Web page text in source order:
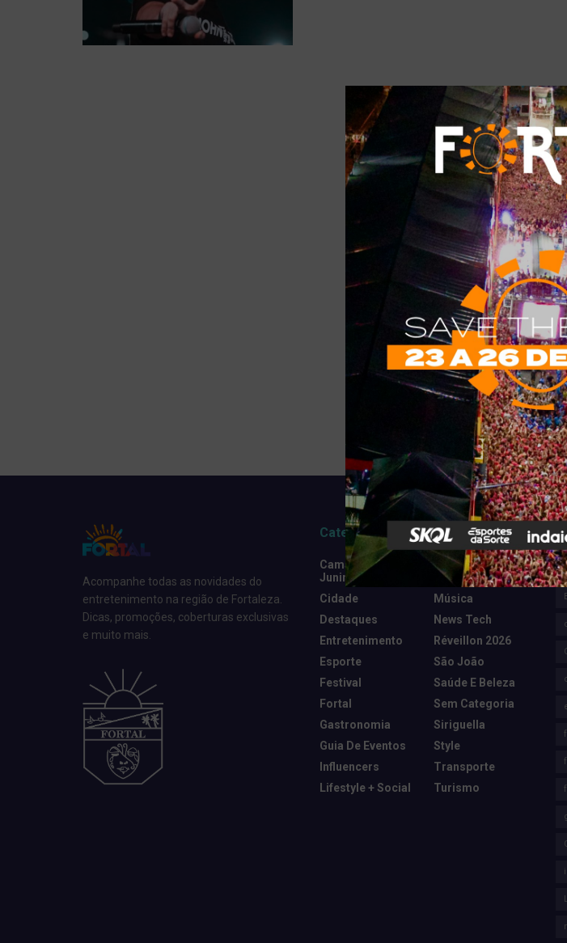
Acompanhe todas as novidades do
entretenimento na região de Fortaleza.
Dicas, promoções, coberturas exclusivas
e muito mais.
Categorias
Camarote Vip
Junino
Cidade
Destaques
Entretenimento
Esporte
Festival
Fortal
Gastronomia
Guia De Eventos
Influencers
Lifestyle + Social
Marketing E
Negócios
Música
News Tech
Réveillon 2026
São João
Saúde E Beleza
Sem Categoria
Siriguella
Style
Transporte
Turismo